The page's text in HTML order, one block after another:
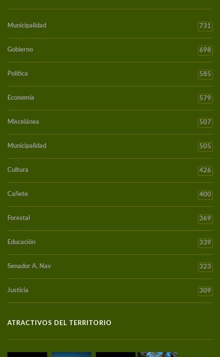
Municipalidad 731
Gobierno 698
Política 585
Economía 579
Miscelánea 507
Municipalidad 505
Cultura 426
Cañete 400
Forestal 369
Educación 339
Senador A. Nav 323
Justicia 309
ATRACTIVOS DEL TERRITORIO